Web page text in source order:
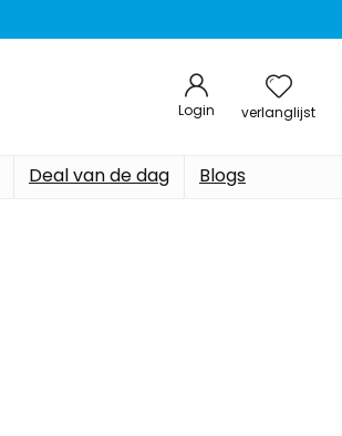
Login verlanglijst
Deal van de dag Blogs